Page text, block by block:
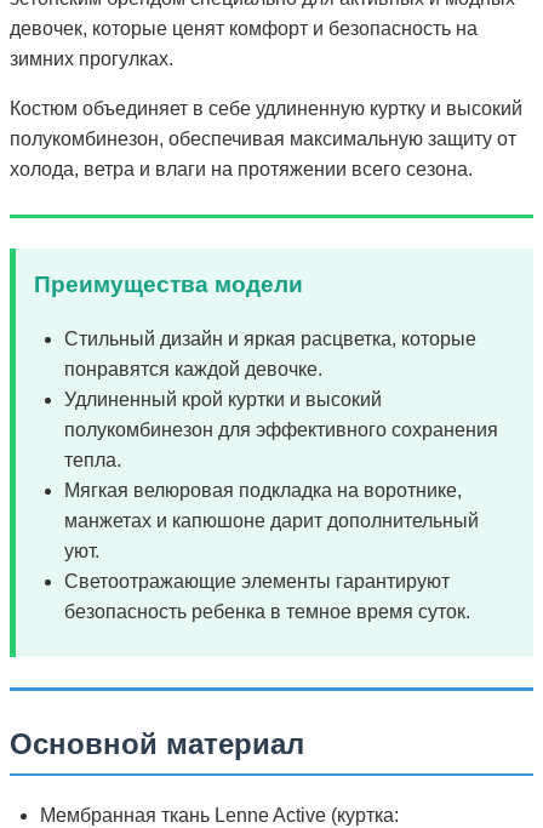
девочек, которые ценят комфорт и безопасность на
зимних прогулках.
Костюм объединяет в себе удлиненную куртку и высокий
полукомбинезон, обеспечивая максимальную защиту от
холода, ветра и влаги на протяжении всего сезона.
Преимущества модели
Стильный дизайн и яркая расцветка, которые
понравятся каждой девочке.
Удлиненный крой куртки и высокий
полукомбинезон для эффективного сохранения
тепла.
Мягкая велюровая подкладка на воротнике,
манжетах и капюшоне дарит дополнительный
уют.
Светоотражающие элементы гарантируют
безопасность ребенка в темное время суток.
Основной материал
Мембранная ткань Lenne Active (куртка: